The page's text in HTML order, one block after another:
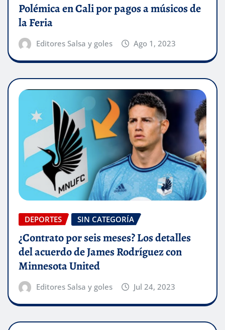
Polémica en Cali por pagos a músicos de
la Feria
Editores Salsa y goles Ago 1, 2023
DEPORTES SIN CATEGORÍA
¿Contrato por seis meses? Los detalles
del acuerdo de James Rodríguez con
Minnesota United
Editores Salsa y goles Jul 24, 2023